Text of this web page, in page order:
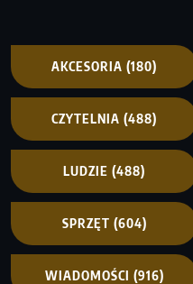
AKCESORIA (180)
CZYTELNIA (488)
LUDZIE (488)
SPRZĘT (604)
WIADOMOŚCI (916)